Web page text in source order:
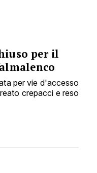
per il
per vie d'accesso
crepacci e reso